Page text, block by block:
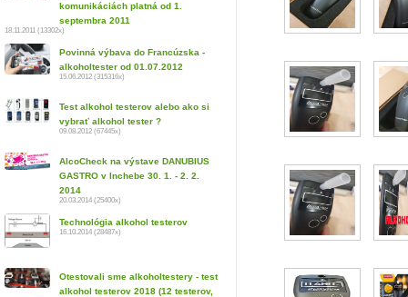
komunikáciách platná od 1.
septembra 2011
18.11.2011 (13302x)
Povinná výbava do Francúzska -
alkoholtester od 01.07.2012
15.06.2012 (315316x)
Test alkohol testerov alebo ako si
vybrať alkohol tester ?
09.08.2012 (67445x)
AlcoCheck na výstave DANUBIUS
GASTRO v Inchebe 30. 1. - 2. 2.
2014
20.03.2014 (25400x)
Technológia alkohol testerov
16.10.2014 (28487x)
Otestovali sme alkoholtestery - test
alkohol testerov 2018 (12 testerov,